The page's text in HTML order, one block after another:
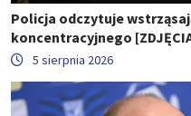
Policja odczytuje
koncentracyjnego
5 sierpnia 2026